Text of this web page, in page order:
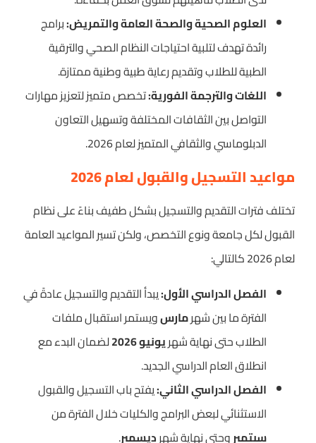
العلوم الصحية والصحة العامة والتمريض:برامج
رائدة تهدف لتلبية احتياجات النظام الصحي والترقية
الطبية للطلاب وتقديم رعاية طبية وطنية ممتازة.
اللغات والترجمة الفورية:تخصص متميز لتعزيز مهارات
التواصل بين الثقافات المختلفة وتسهيل التعاون
الدبلوماسي والثقافي المتميز لعام 2026.
مواعيد التسجيل والقبول لعام 2026
تختلف فترات التقديم والتسجيل بشكل طفيف بناءً على نظام
القبول لكل جامعة ونوع التخصص، ولكن تسير المواعيد العامة
لعام 2026 كالتالي:
الفصل الدراسي الأول:يبدأ التقديم والتسجيل عادةً في
الفترة ما بين شهرمارسويستمر استقبال ملفات
الطلاب حتى نهاية شهريونيو 2026
لضمان البدء مع
انطلاق العام الدراسي الجديد.
الفصل الدراسي الثاني:يفتح باب التسجيل والقبول
الاستثنائي لبعض البرامج والكليات خلال الفترة من
سبتمبروحتى نهاية شهرديسمبر.